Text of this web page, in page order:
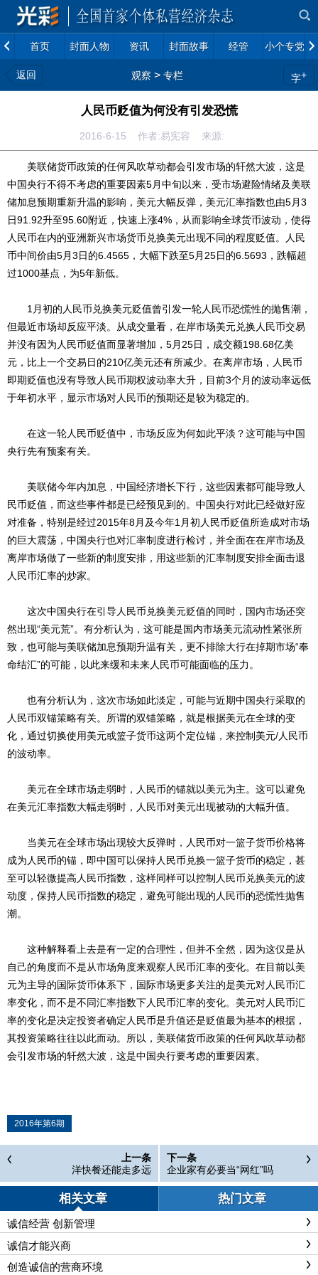
首页 封面人物 资讯 封面故事 经管 小个专党建
返回 观察 > 专栏 字+
人民币贬值为何没有引发恐慌
2016-6-15 作者:易宪容 来源:
美联储货币政策的任何风吹草动都会引发市场的轩然大波，这是
中国央行不得不考虑的重要因素5月中旬以来，受市场避险情绪及美联
储加息预期重新升温的影响，美元大幅反弹，美元汇率指数也由5月3
日91.92升至95.60附近，快速上涨4%，从而影响全球货币波动，使得
人民币在内的亚洲新兴市场货币兑换美元出现不同的程度贬值。人民
币中间价由5月3日的6.4565，大幅下跌至5月25日的6.5693，跌幅超
过1000基点，为5年新低。
1月初的人民币兑换美元贬值曾引发一轮人民币恐慌性的抛售潮，
但最近市场却反应平淡。从成交量看，在岸市场美元兑换人民币交易
并没有因为人民币贬值而显著增加，5月25日，成交额198.68亿美
元，比上一个交易日的210亿美元还有所减少。在离岸市场，人民币
即期贬值也没有导致人民币期权波动率大升，目前3个月的波动率远低
于年初水平，显示市场对人民币的预期还是较为稳定的。
在这一轮人民币贬值中，市场反应为何如此平淡？这可能与中国
央行先有预案有关。
美联储今年内加息，中国经济增长下行，这些因素都可能导致人
民币贬值，而这些事件都是已经预见到的。中国央行对此已经做好应
对准备，特别是经过2015年8月及今年1月初人民币贬值所造成对市场
的巨大震荡，中国央行也对汇率制度进行检讨，并全面在在岸市场及
离岸市场做了一些新的制度安排，用这些新的汇率制度安排全面击退
人民币汇率的炒家。
这次中国央行在引导人民币兑换美元贬值的同时，国内市场还突
然出现“美元荒”。有分析认为，这可能是国内市场美元流动性紧张所
致，也可能与美联储加息预期升温有关，更不排除大行在掉期市场“奉
命结汇”的可能，以此来缓和未来人民币可能面临的压力。
也有分析认为，这次市场如此淡定，可能与近期中国央行采取的
人民币双锚策略有关。所谓的双锚策略，就是根据美元在全球的变
化，通过切换使用美元或篮子货币这两个定位锚，来控制美元/人民币
的波动率。
美元在全球市场走弱时，人民币的锚就以美元为主。这可以避免
在美元汇率指数大幅走弱时，人民币对美元出现被动的大幅升值。
当美元在全球市场出现较大反弹时，人民币对一篮子货币价格将
成为人民币的锚，即中国可以保持人民币兑换一篮子货币的稳定，甚
至可以轻微提高人民币指数，这样同样可以控制人民币兑换美元的波
动度，保持人民币指数的稳定，避免可能出现的人民币的恐慌性抛售
潮。
这种解释看上去是有一定的合理性，但并不全然，因为这仅是从
自己的角度而不是从市场角度来观察人民币汇率的变化。在目前以美
元为主导的国际货币体系下，国际市场更多关注的是美元对人民币汇
率变化，而不是不同汇率指数下人民币汇率的变化。美元对人民币汇
率的变化是决定投资者确定人民币是升值还是贬值最为基本的根据，
其投资策略往往以此而动。所以，美联储货币政策的任何风吹草动都
会引发市场的轩然大波，这是中国央行要考虑的重要因素。
2016年第6期
上一条
洋快餐还能走多远
下一条
企业家有必要当“网红”吗
相关文章 热门文章
诚信经营 创新管理
诚信才能兴商
创造诚信的营商环境